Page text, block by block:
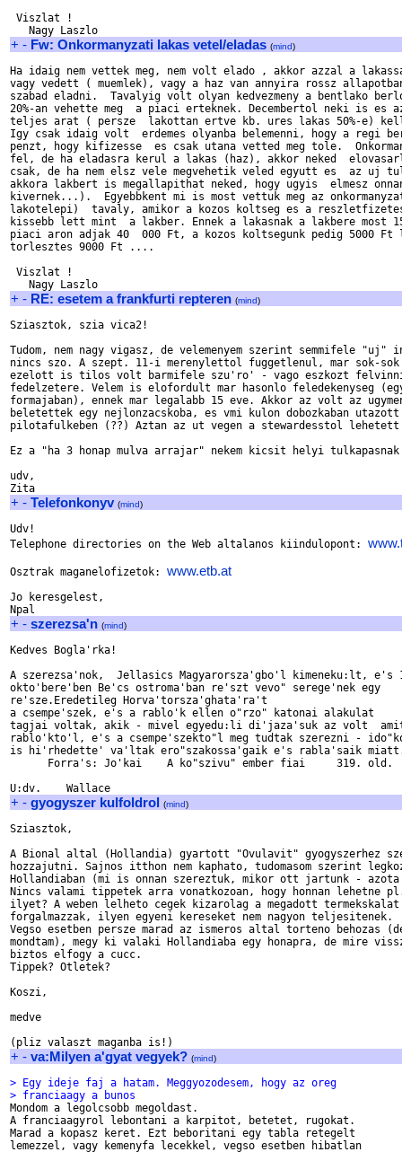
Viszlat !
+ - Fw: Onkormanyzati lakas vetel/eladas (mind)
Ha idaig nem vettek meg, nem volt elado , akkor azzal a
vagy vedett ( muemlek), vagy a haz van annyira rossz
szabad eladni.  Tavalyig volt olyan kedvezmeny a bentlako
20%-an vehette meg  a piaci erteknek. Decembertol neki is es
teljes arat ( persze  lakottan ertve kb. ures lakas 50%-e)
Igy csak idaig volt  erdemes olyanba belemenni, hogy a regi
penzt, hogy kifizesse  es csak utana vetted meg tole.
fel, de ha eladasra kerul a lakas (haz), akkor neked
csak, de ha nem elsz vele megvehetik veled egyutt es  az uj
akkora lakbert is megallapithat neked, hogy ugyis  elmesz
kivernek...).  Egyebbkent mi is most vettuk meg az
lakotelepi)  tavaly, amikor a kozos koltseg es a
kissebb lett mint  a lakber. Ennek a lakasnak a lakbere most
piaci aron adjak 40  000 Ft, a kozos koltsegunk pedig 5000
torlesztes 9000 Ft ....
Viszlat !
+ - RE: esetem a frankfurti repteren (mind)
Sziasztok, szia vica2!
Tudom, nem nagy vigasz, de velemenyem szerint semmifele "uj"
nincs szo. A szept. 11-i merenylettol fuggetlenul, mar sok-
ezelott is tilos volt barmifele szu'ro' - vago eszkozt felvinni
fedelzetere. Velem is elofordult mar hasonlo feledekenyseg
formajaban), ennek mar legalabb 15 eve. Akkor az volt az
beletettek egy nejlonzacskoba, es vmi kulon dobozkaban
pilotafulkeben (??) Aztan az ut vegen a stewardesstol
Ez a "ha 3 honap mulva arrajar" nekem kicsit helyi
udv,
+ - Telefonkonyv (mind)
Udv!
Telephone directories on the Web altalanos kiindulopont:
Osztrak maganelofizetok: www.etb.at
Jo keresgelest,
+ - szerezsa'n (mind)
Kedves Bogla'rka!
A szerezsa'nok,  Jellasics Magyarorsza'gbo'l kimeneku:lt, e's
okto'bere'ben Be'cs ostroma'ban re'szt vevo" serege'nek egy
re'sze.Eredetileg Horva'torsza'ghata'ra't
a csempe'szek, e's a rablo'k ellen o"rzo" katonai alakulat
tagjai voltak, akik - mivel egyedu:li di'jaza'suk az volt
rablo'kto'l, e's a csempe'szekto"l meg tudtak szerezni -
is hi'rhedette' va'ltak ero"szakossa'gaik e's rabla'saik
      Forra's: Jo'kai    A ko"szivu" ember fiai     319. old.
+ - gyogyszer kulfoldrol (mind)
Sziasztok,
A Bional altal (Hollandia) gyartott "Ovulavit" gyogyszerhez
hozzajutni. Sajnos itthon nem kaphato, tudomasom szerint
Hollandiaban (mi is onnan szereztuk, mikor ott jartunk -
Nincs valami tippetek arra vonatkozoan, hogy honnan lehetne
ilyet? A weben lelheto cegek kizarolag a megadott termekskalat
forgalmazzak, ilyen egyeni kereseket nem nagyon teljesitenek.
Vegso esetben persze marad az ismeros altal torteno behozas
mondtam), megy ki valaki Hollandiaba egy honapra, de mire
biztos elfogy a cucc.
Tippek? Otletek?
Koszi,
medve
+ - va:Milyen a'gyat vegyek? (mind)
> Egy ideje faj a hatam. Meggyozodesem, hogy az oreg
> franciaagy a bunos
Mondom a legolcsobb megoldast.
A franciaagyrol lebontani a karpitot, betetet, rugokat.
Marad a kopasz keret. Ezt beboritani egy tabla retegelt
lemezzel, vagy kemenyfa lecekkel, vegso esetben hibatlan